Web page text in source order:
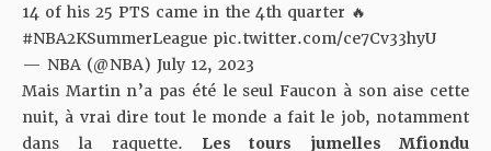
14 of his 25 PTS came in the 4th quarter 🔥
#NBA2KSummerLeague pic.twitter.com/ce7Cv33hyU
— NBA (@NBA) July 12, 2023
Mais Martin n’a pas été le seul Faucon à son aise cette
nuit, à vrai dire tout le monde a fait le job, notamment
dans la raquette. Les tours jumelles Mfiondu